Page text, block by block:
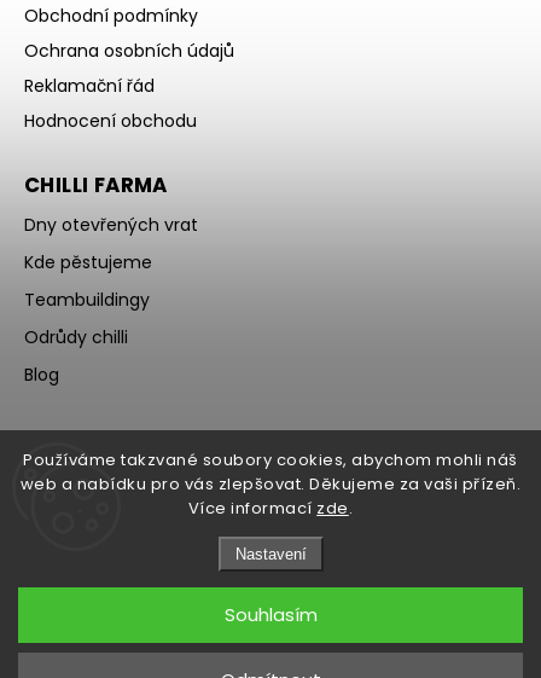
Používáme takzvané soubory cookies, abychom mohli náš
web a nabídku pro vás zlepšovat. Děkujeme za vaši přízeň.
Více informací zde.
Nastavení
Souhlasím
Obchodní podmínky
Ochrana osobních údajů
Reklamační řád
Hodnocení obchodu
CHILLI FARMA
Dny otevřených vrat
Kde pěstujeme
Teambuildingy
Odrůdy chilli
Blog
Upravit nastavení cookies